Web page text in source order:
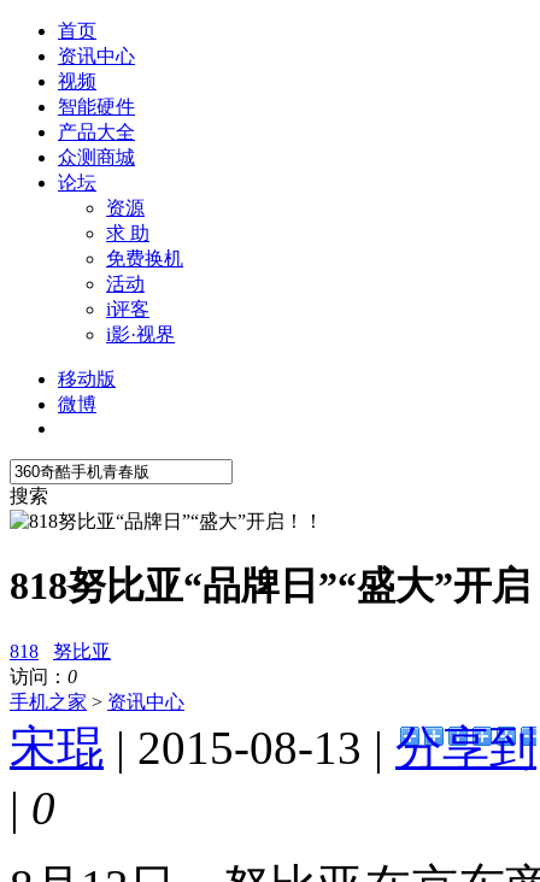
首页
资讯中心
视频
智能硬件
产品大全
众测商城
论坛
资源
求 助
免费换机
活动
i评客
i影·视界
移动版
微博
搜索
818努比亚“品牌日”“盛大”开
818
努比亚
访问： 0
手机之家 > 资讯中心
宋琨 | 2015-08-13 | 分享到
| 0